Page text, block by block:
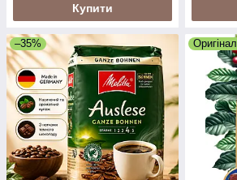
Купити
–35% Оригінал